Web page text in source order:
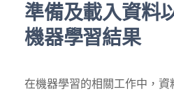
準備及載入資料
機器學習結果
在機器學習的相關工作中，